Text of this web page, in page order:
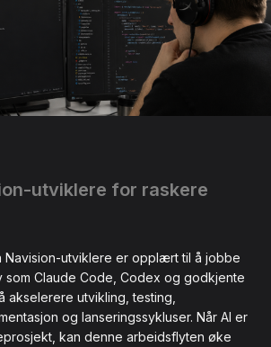
utviklere for raskere
Navision-utviklere er opplært til å jobbe
som Claude Code, Codex og godkjente
akselerere utvikling, testing,
og lanseringssykluser. Når AI er
kan denne arbeidsflyten øke